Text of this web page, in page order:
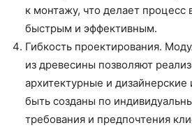
к монтажу, что делает процесс
быстрым и эффективным.
Гибкость проектирования.
из древесины позволяют
архитектурные и
быть созданы по
требования и предпочтения